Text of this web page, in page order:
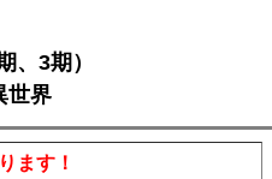
3期）
世界
ます！